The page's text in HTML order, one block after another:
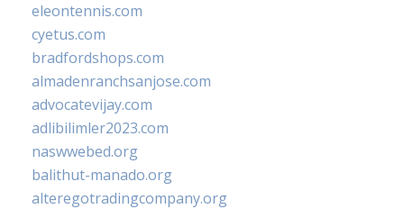
eleontennis.com
cyetus.com
bradfordshops.com
almadenranchsanjose.com
advocatevijay.com
adlibilimler2023.com
naswwebed.org
balithut-manado.org
alteregotradingcompany.org